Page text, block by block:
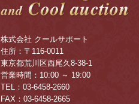
株式会社 クールサポート
住所：〒116-0011
東京都荒川区西尾久8-38-1
営業時間：10:00 ～ 19:00
TEL：03-6458-2660
FAX：03-6458-2665